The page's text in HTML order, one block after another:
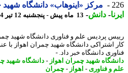
مرکز «اینوهاب» دانشگاه شهید
-دانش -13 ماه پیش - پنجشنبه 12 تیر 1404، 16:20
پردیس علم و فناوری دانشگاه شهید چمران
اشتراکی دانشگاه شهید چمران اهواز با
دانشگاه خبر داد. -
شهید چمران اهواز -دانشگاه شهید
و فناوری- اهواز -چمران